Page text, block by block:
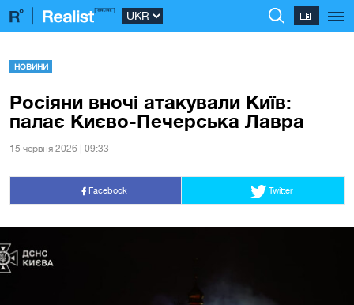
НОВИНИ
Росіяни вночі атакували Київ:
палає Києво-Печерська Лавра
15 червня 2026 | 09:33
Facebook Twitter